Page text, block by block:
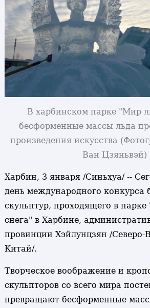
В харбинском парке "Мир
бесформенные массы льда
произведения искусства
Ван Цзяньвэй)
Харбин, 3 января /Синьхуа/ --
день международного конкурса
скульптур, проходящего в
снега" в Харбине,
провинции Хэйлунцзян /Северо-
Китай/.
Творческое воображение и
скульпторов со всего мира
превращают бесформенные